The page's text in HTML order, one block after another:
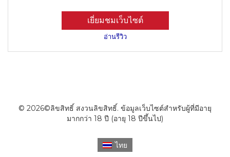
เยี่ยมชมเว็บไซต์
อ่านรีวิว
© 2026©ลิขสิทธิ์ สงวนลิขสิทธิ์. ข้อมูลเว็บไซต์สำหรับผู้ที่มีอายุ
มากกว่า 18 ปี (อายุ 18 ปีขึ้นไป)
ไทย